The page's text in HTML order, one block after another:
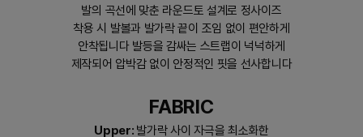
발의 곡선에 맞춘 라운드토 설계로 정사이즈
착용 시 발볼과 발가락 끝이 조임 없이 편안하게
안착됩니다 발등을 감싸는 스트랩이 넉넉하게
제작되어 압박감 없이 안정적인 핏을 선사합니다
FABRIC
Upper: 발가락 사이 자극을 최소화한